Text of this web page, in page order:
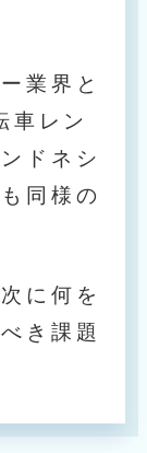
業界と
車レン
ドネシ
同様の
に何を
き課題